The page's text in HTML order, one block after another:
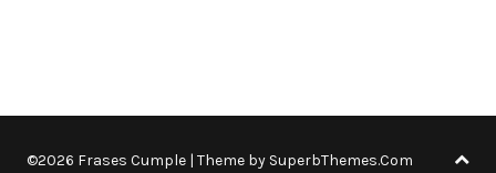
©2026 Frases Cumple | Theme by SuperbThemes.Com